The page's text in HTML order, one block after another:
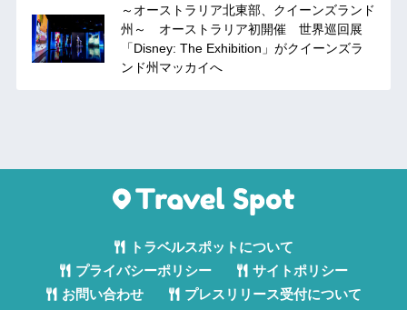
～オーストラリア北東部、クイーンズランド
州～ オーストラリア初開催 世界巡回展
「Disney: The Exhibition」がクイーンズラ
ンド州マッカイへ
トラベルスポットについて
プライバシーポリシー
サイトポリシー
お問い合わせ
プレスリリース受付について